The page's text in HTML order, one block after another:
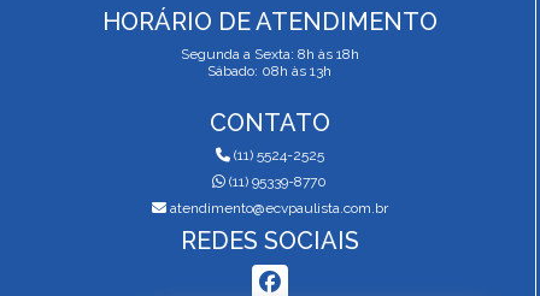
HORÁRIO DE ATENDIMENTO
Segunda a Sexta: 8h às 18h
Sábado: 08h às 13h
CONTATO
(11) 5524-2525
(11) 95339-8770
atendimento@ecvpaulista.com.br
REDES SOCIAIS